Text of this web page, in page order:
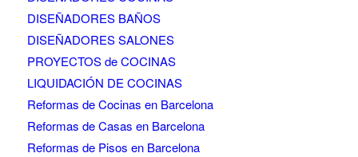
DISEÑADORES BAÑOS
DISEÑADORES SALONES
PROYECTOS de COCINAS
LIQUIDACIÓN DE COCINAS
Reformas de Cocinas en Barcelona
Reformas de Casas en Barcelona
Reformas de Pisos en Barcelona